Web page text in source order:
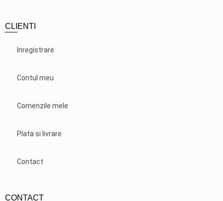
CLIENTI
Inregistrare
Contul meu
Comenzile mele
Plata si livrare
Contact
CONTACT